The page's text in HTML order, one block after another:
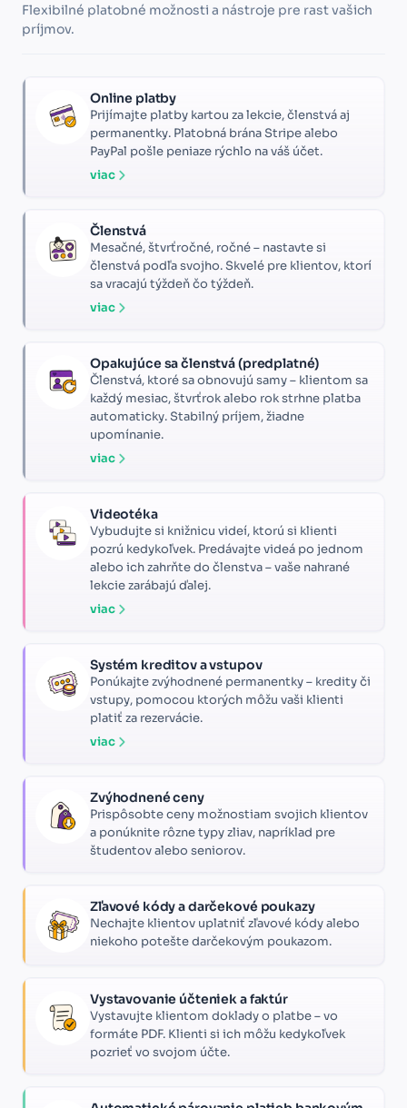
Flexibilné platobné možnosti a nástroje pre rast vašich
príjmov.
Online platby
Prijímajte platby kartou za lekcie, členstvá aj
permanentky. Platobná brána Stripe alebo
PayPal pošle peniaze rýchlo na váš účet.
viac
Členstvá
Mesačné, štvrťročné, ročné – nastavte si
členstvá podľa svojho. Skvelé pre klientov, ktorí
sa vracajú týždeň čo týždeň.
viac
Opakujúce sa členstvá (predplatné)
Členstvá, ktoré sa obnovujú samy – klientom sa
každý mesiac, štvrťrok alebo rok strhne platba
automaticky. Stabilný príjem, žiadne
upomínanie.
viac
Videotéka
Vybudujte si knižnicu videí, ktorú si klienti
pozrú kedykoľvek. Predávajte videá po jednom
alebo ich zahrňte do členstva – vaše nahrané
lekcie zarábajú ďalej.
viac
Systém kreditov a vstupov
Ponúkajte zvýhodnené permanentky – kredity či
vstupy, pomocou ktorých môžu vaši klienti
platiť za rezervácie.
viac
Zvýhodnené ceny
Prispôsobte ceny možnostiam svojich klientov
a ponúknite rôzne typy zliav, napríklad pre
študentov alebo seniorov.
Zľavové kódy a darčekové poukazy
Nechajte klientov uplatniť zľavové kódy alebo
niekoho potešte darčekovým poukazom.
Vystavovanie účteniek a faktúr
Vystavujte klientom doklady o platbe – vo
formáte PDF. Klienti si ich môžu kedykoľvek
pozrieť vo svojom účte.